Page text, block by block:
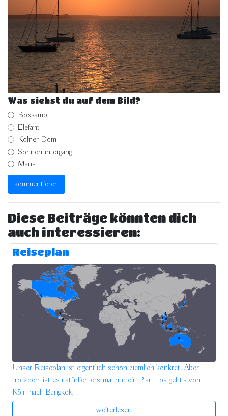
Was siehst du auf dem Bild?
Boxkampf
Elefant
Kölner Dom
Sonnenuntergang
Maus
Diese Beiträge könnten dich
auch interessieren:
Reiseplan
Unser Reiseplan ist eigentlich schon ziemlich konkret. Aber
trotzdem ist es natürlich erstmal nur ein Plan:Los geht's von
Köln nach Bangkok, ...
weiterlesen